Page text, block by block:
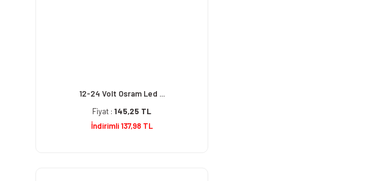
12-24 Volt Osram Led ...
Fiyat : 145,25 TL
İndirimli 137,98 TL